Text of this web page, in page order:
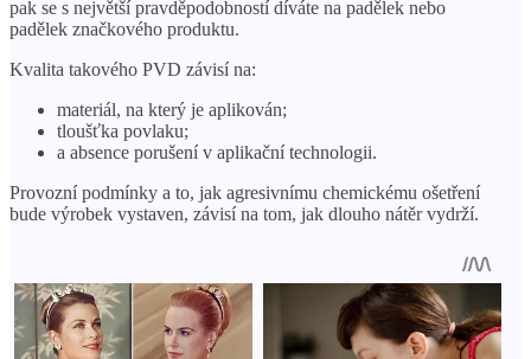
pak se s největší pravděpodobností díváte na padělek nebo
padělek značkového produktu.
Kvalita takového PVD závisí na:
materiál, na který je aplikován;
tloušťka povlaku;
a absence porušení v aplikační technologii.
Provozní podmínky a to, jak agresivnímu chemickému ošetření
bude výrobek vystaven, závisí na tom, jak dlouho nátěr vydrží.